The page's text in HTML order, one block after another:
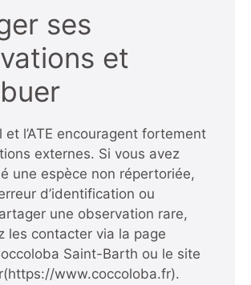
ses
et
et l’ATE encouragent fortement
externes. Si vous avez
une espèce non répertoriée,
d’identification ou
une observation rare,
les contacter via la page
Saint-Barth ou le site
(https://www.coccoloba.fr).